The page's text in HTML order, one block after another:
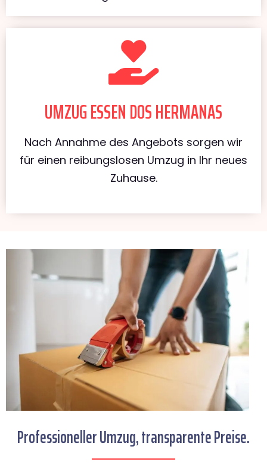
UMZUG ESSEN DOS HERMANAS
Nach Annahme des Angebots sorgen wir
für einen reibungslosen Umzug in Ihr neues
Zuhause.
Professioneller Umzug, transparente Preise.